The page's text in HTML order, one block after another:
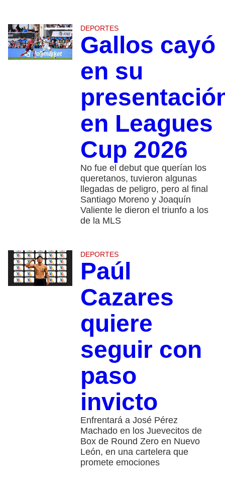
DEPORTES
Gallos cayó
en su
en Leagues
Cup 2026
No fue el debut que querían los
queretanos, tuvieron algunas
llegadas de peligro, pero al final
Santiago Moreno y Joaquín
Valiente le dieron el triunfo a los
de la MLS
DEPORTES
Paúl
Cazares
quiere
seguir con
paso
invicto
Enfrentará a José Pérez
Machado en los Juevecitos de
Box de Round Zero en Nuevo
León, en una cartelera que
promete emociones